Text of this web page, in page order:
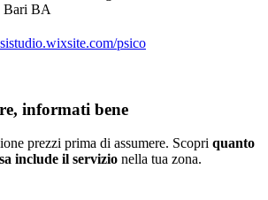
Bari BA
psico
informati bene
prezzi prima di assumere. Scopri quanto
include il servizio nella tua zona.